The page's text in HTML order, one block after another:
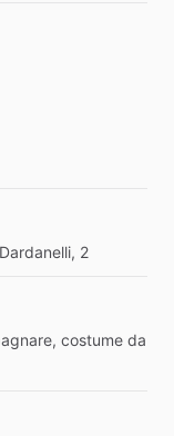
Dardanelli, 2
costume da